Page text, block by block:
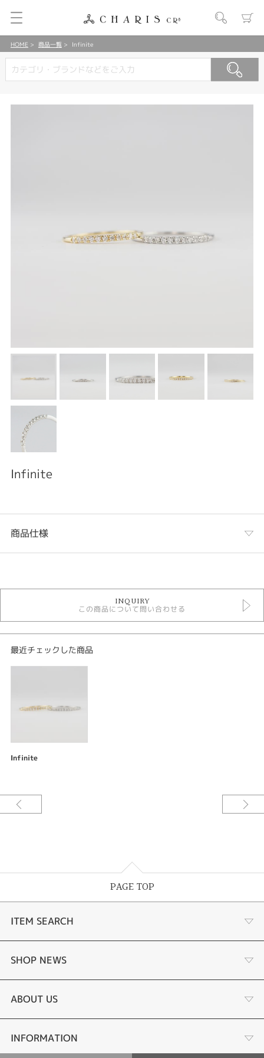
HOME 商品一覧 Infinite
Infinite
商品仕様
結婚指輪
マリッジリングダイアモンド
紹介文
K18イエローゴールド
ーフエタニティリング。高品質のハート&キューピットカットを全石使用し
INQUIRY
この商品について問い合わせる
最近チェックした商品
Infinite
PAGE TOP
ITEM SEARCH
婚約指輪
手作り婚約指輪
結婚指輪
SHOP NEWS
デジタルジュエリー®とは
LINEdeオーダーメイドとは
ABOUT US
会社概要
INFORMATION